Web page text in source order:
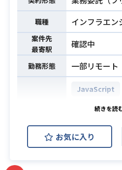
よびテストフ
・PM、デザ
ンジニア等
滑な連携・コ
・チーム内
ビューおよび
※詳細は面談
・Kotlin（
上）
・Swift（iOS
職種 インフラエン
案件先
最寄駅
確認中
勤務形態 一部リモート
開発環境
JavaScript
TypeScript
Vue.js
AWS
お気に入り